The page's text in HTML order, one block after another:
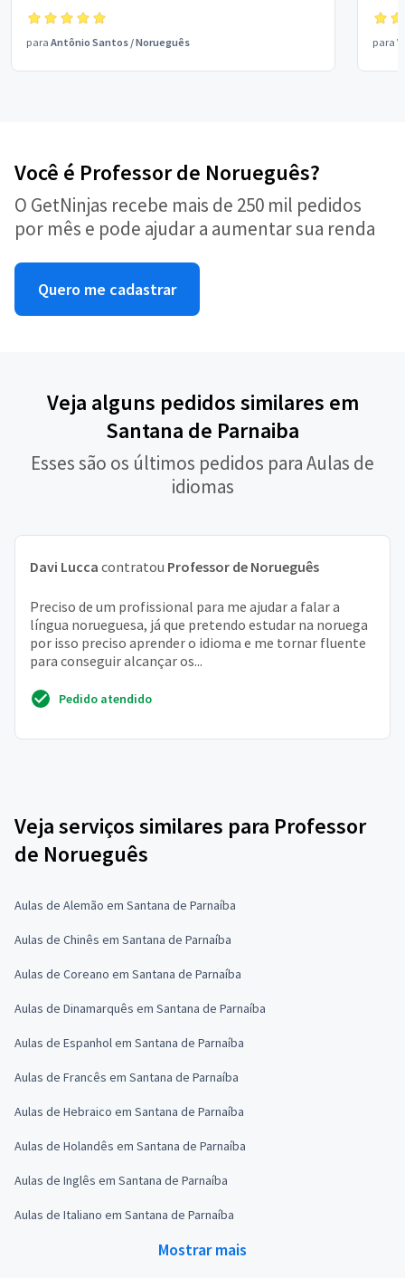
para Antônio Santos /Norueguês para
Você é Professor de Norueguês?
O GetNinjas recebe mais de 250 mil pedidos
por mês e pode ajudar a aumentar sua renda
Quero me cadastrar
Veja alguns pedidos similares em
Santana de Parnaiba
Esses são os últimos pedidos para Aulas de
idiomas
Davi Lucca contratou Professor de Norueguês
Preciso de um profissional para me ajudar a falar a
língua norueguesa, já que pretendo estudar na noruega
por isso preciso aprender o idioma e me tornar fluente
para conseguir alcançar os...
Pedido atendido
Veja serviços similares para Professor
de Norueguês
Aulas de Alemão em Santana de Parnaíba
Aulas de Chinês em Santana de Parnaíba
Aulas de Coreano em Santana de Parnaíba
Aulas de Dinamarquês em Santana de Parnaíba
Aulas de Espanhol em Santana de Parnaíba
Aulas de Francês em Santana de Parnaíba
Aulas de Hebraico em Santana de Parnaíba
Aulas de Holandês em Santana de Parnaíba
Aulas de Inglês em Santana de Parnaíba
Aulas de Italiano em Santana de Parnaíba
Mostrar mais